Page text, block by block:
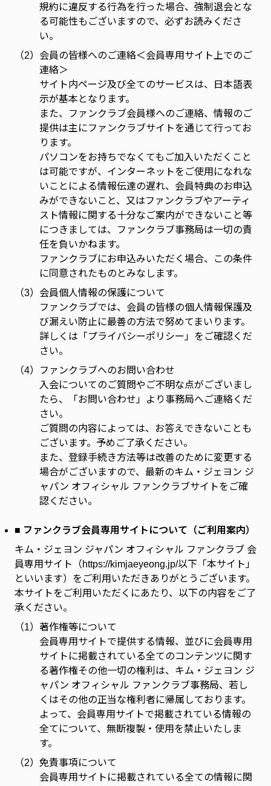
規約に違反する行為を行った場合、強制退会とな
る可能性もございますので、必ずお読みくださ
い。
（2） 会員の皆様へのご連絡＜会員専用サイト上でのご
連絡＞
サイト内ページ及び全てのサービスは、日本語表
示が基本となります。
また、ファンクラブ会員様へのご連絡、情報のご
提供は主にファンクラブサイトを通じて行ってお
ります。
パソコンをお持ちでなくてもご加入いただくこと
は可能ですが、インターネットをご使用になれな
いことによる情報伝達の遅れ、会員特典のお申込
みができないこと、又はファンクラブやアーティ
スト情報に関する十分なご案内ができないこと等
につきましては、ファンクラブ事務局は一切の責
任を負いかねます。
ファンクラブにお申込みいただく場合、この条件
に同意されたものとみなします。
（3） 会員個人情報の保護について
ファンクラブでは、会員の皆様の個人情報保護及
び漏えい防止に最善の方法で努めてまいります。
詳しくは「プライバシーポリシー」をご確認くだ
さい。
（4）
ファンクラブへのお問い合わせ
入会についてのご質問やご不明な点がございまし
たら、「お問い合わせ」より事務局へご連絡くだ
さい。
ご質問の内容によっては、お答えできないことも
ございます。予めご了承ください。
また、登録手続き方法等は改善のために変更する
場合がございますので、最新のキム・ジェヨン ジ
ャパン オフィシャル ファンクラブサイトをご確
認ください。
■ ファンクラブ会員専用サイトについて（ご利用案内）
キム・ジェヨン ジャパン オフィシャル ファンクラブ 会
員専用サイト（https://kimjaeyeong.jp/以下「本サイト」
といいます）をご利用いただきありがとうございます。
本サイトをご利用いただくにあたり、以下の内容をご了
承ください。
（1） 著作権等について
会員専用サイトで提供する情報、並びに会員専用
サイトに掲載されている全てのコンテンツに関す
る著作権その他一切の権利は、キム・ジェヨン ジ
ャパン オフィシャル ファンクラブ事務局、若し
くはその他の正当な権利者に帰属しております。
よって、会員専用サイトで掲載されている情報の
全てについて、無断複製・使用を禁止いたしま
す。
（2） 免責事項について
会員専用サイトに掲載されている全ての情報に関